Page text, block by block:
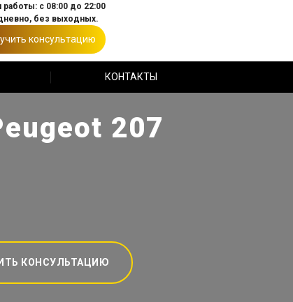
работы: с 08:00 до 22:00
без выходных.
консультацию
КОНТАКТЫ
207
КОНСУЛЬТАЦИЮ